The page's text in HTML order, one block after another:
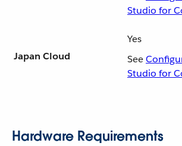
Studio for
Japan Cloud
Yes
See
Studio for
Hardware Requirements